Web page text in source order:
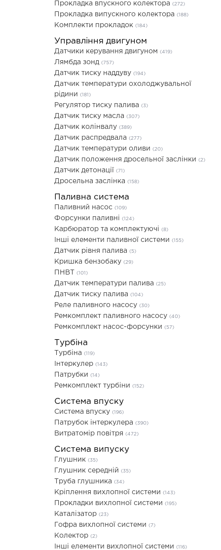
Прокладка впускного колектора (272)
Прокладка випускного колектора (188)
Комплекти прокладок (184)
Управління двигуном
Датчики керування двигуном (419)
Лямбда зонд (757)
Датчик тиску наддуву (194)
Датчик температури охолоджувальної
рідини (181)
Регулятор тиску палива (3)
Датчик тиску масла (307)
Датчик колінвалу (389)
Датчик распредвала (277)
Датчик температури оливи (20)
Датчик положення дросельної заслінки (2)
Датчик детонації (71)
Дросельна заслінка (158)
Паливна система
Паливний насос (109)
Форсунки паливні (124)
Карбюратор та комплектуючі (8)
Інші елементи паливної системи (155)
Датчик рівня палива (5)
Кришка бензобаку (29)
ПНВТ (101)
Датчик температури палива (25)
Датчик тиску палива (104)
Реле паливного насосу (30)
Ремкомплект паливного насосу (40)
Ремкомплект насос-форсунки (57)
Турбіна
Турбіна (119)
Інтеркулер (143)
Патрубки (14)
Ремкомплект турбіни (152)
Система впуску
Система впуску (196)
Патрубок інтеркулера (390)
Витратомір повітря (472)
Система випуску
Глушник (35)
Глушник середній (35)
Труба глушника (34)
Кріплення вихлопної системи (143)
Прокладки вихлопної системи (195)
Каталізатор (23)
Гофра вихлопної системи (7)
Колектор (2)
Інші елементи вихлопної системи (116)